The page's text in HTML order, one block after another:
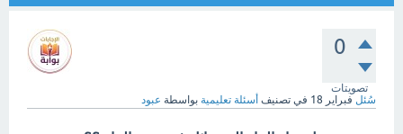
0
تصويتات
سُئل فبراير 18 في تصنيف أسئلة تعليمية بواسطة عبود